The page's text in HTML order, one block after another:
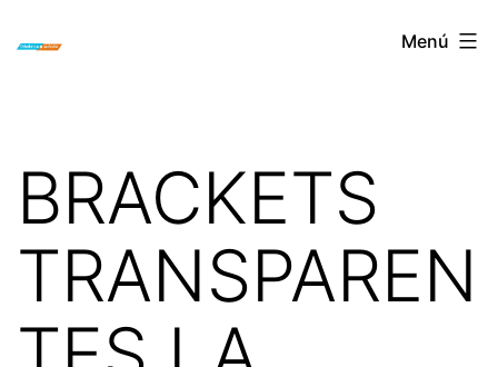
ORTODONCIA
Menú
BRACKETS
TRANSPAREN